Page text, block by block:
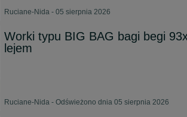
Ruciane-Nida - 05 sierpnia 2026
Worki typu BIG BAG bagi begi
lejem
Ruciane-Nida - Odświeżono dnia 05 sierpnia 2026